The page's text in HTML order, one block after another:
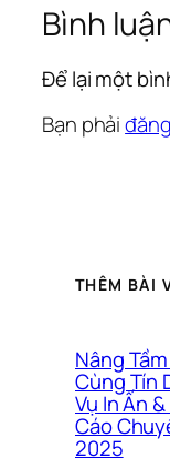
Bình
Để lại một
Bạn phải
THÊM BÀI
Nâng
Cùng Tín
Vụ In Ấn
Cáo
2025